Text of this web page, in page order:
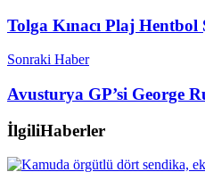
Tolga Kınacı Plaj Hentbol
Sonraki Haber
Avusturya GP’si George
İlgiliHaberler